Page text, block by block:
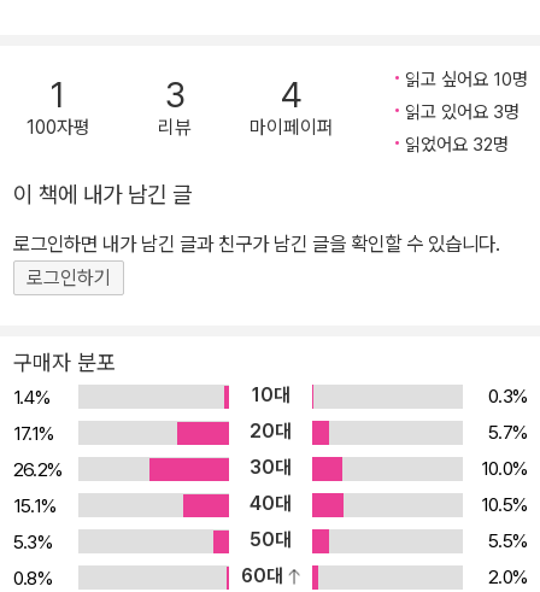
1
100자평
3
리뷰
4
마이페이퍼
읽고 싶어요 10명
읽고 있어요 3명
읽었어요 32명
이 책에 내가 남긴 글
로그인하면 내가 남긴 글과 친구가 남긴 글을 확인할 수 있습니다.
로그인하기
구매자 분포
1.4% 10대
0.3%
17.1%
20대
5.7%
26.2%
30대
10.0%
15.1%
40대
10.5%
5.3%
50대
5.5%
0.8%
60대
2.0%